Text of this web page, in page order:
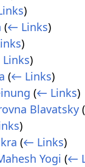
)
(← Links)
)
)
(← Links)
(← Links)
Blavatsky (
)
(← Links)
Yogi (←